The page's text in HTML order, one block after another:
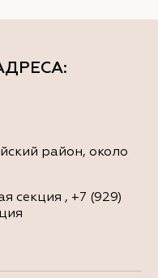
:
район, около
секция , +7 (929)